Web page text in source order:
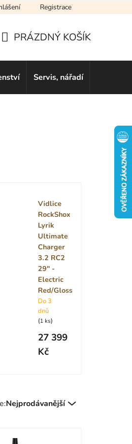
Obchodní podmínky
Registrace
KOŠÍK
PRÁZDNÝ KOŠÍK
Servis, nářadí
Vidlice
RockShox
Lyrik
Ultimate
Charger
3.2 RC2
29" -
Electric
Red/Gloss
Do 3
dnů
(1 ks)
27 399
Kč
Nejprodávanější